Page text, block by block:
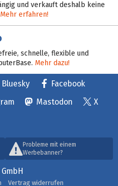
und verkauft deshalb keine
Mehr erfahren!
schnelle, flexible und
Mehr dazu!
Bluesky
Facebook
Mastodon
X
Probleme mit einem
Werbebanner?
Vertrag widerrufen